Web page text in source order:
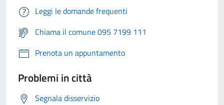
Leggi le domande frequenti
Chiama il comune 095 7199 111
Prenota un appuntamento
Problemi in città
Segnala disservizio